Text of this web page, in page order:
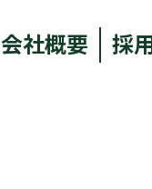
会社概要 採